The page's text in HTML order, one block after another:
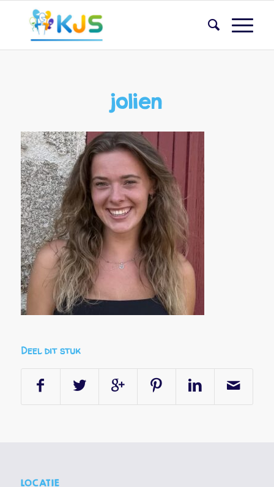
jolien
Deel dit stuk
LOCATIE